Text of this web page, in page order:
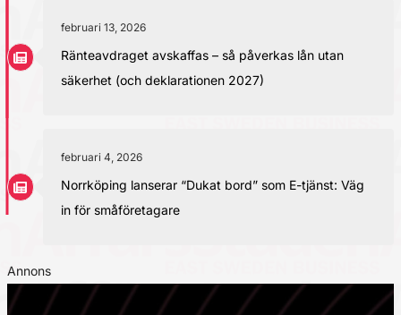
februari 13, 2026
Ränteavdraget avskaffas – så påverkas lån utan
säkerhet (och deklarationen 2027)
februari 4, 2026
Norrköping lanserar “Dukat bord” som E-tjänst: Väg
in för småföretagare
Annons